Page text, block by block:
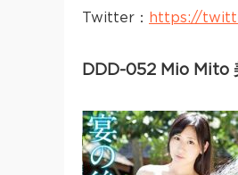
Twitter： https://
DDD-052 Mio Mito